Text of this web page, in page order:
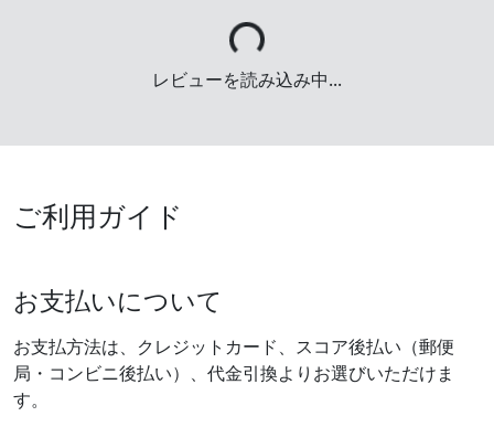
Loading...
レビューを読み込み中...
ご利用ガイド
お支払いについて
お支払方法は、クレジットカード、スコア後払い（郵便
局・コンビニ後払い）、代金引換よりお選びいただけま
す。